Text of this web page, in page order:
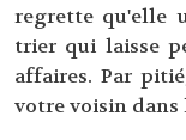
regrette qu'elle
trier qui laisse
affaires. Par
votre voisin dans